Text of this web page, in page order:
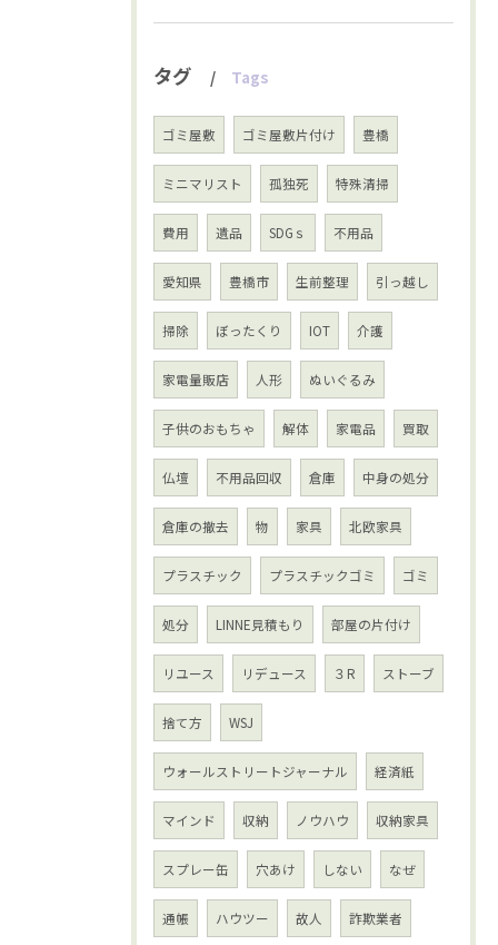
タグ Tags
ゴミ屋敷 ゴミ屋敷片付け 豊橋
ミニマリスト 孤独死 特殊清掃
費用 遺品 SDGｓ 不用品
愛知県 豊橋市 生前整理 引っ越し
掃除 ぼったくり IOT 介護
家電量販店 人形 ぬいぐるみ
子供のおもちゃ 解体 家電品 買取
仏壇 不用品回収 倉庫 中身の処分
倉庫の撤去 物 家具 北欧家具
プラスチック プラスチックゴミ ゴミ
処分 LINNE見積もり 部屋の片付け
リユース リデュース ３R ストーブ
捨て方 WSJ
ウォールストリートジャーナル 経済紙
マインド 収納 ノウハウ 収納家具
スプレー缶 穴あけ しない なぜ
通帳 ハウツー 故人 詐欺業者